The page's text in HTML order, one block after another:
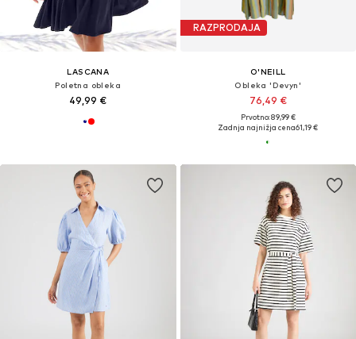
LASCANA
Poletna obleka
49,99 €
RAZPRODAJA
O'NEILL
Obleka 'Devyn'
76,49 €
Prvotno: 89,99 €
Zadnja najnižja cena61,19 €